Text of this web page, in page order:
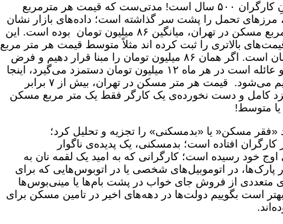
شوخی نیست، زمان انتظار صاحب‌ خانه شدنِ کارگران ۵۰۰ سال است! مدتی‌ست که قیمت هر مترمربع
تحمل را پشت سر گذاشته است؛ داده‌های بازار نشان
می‌دهد که در تیرماه امسال، قیمت هر متر مربع مسکن در تهران، میانگین ۸۶ میلیون تومان بوده است. این
بالاتری را ثبت کرده اند مثلاً متوسط قیمت هر متر مربع
مسکن در منطقه ۱، بیش از ۱۳۰ میلیون تومان است. اگر همان ۸۶ میلیون تومان را مبنا قرار دهیم و فرض
کنیم یک کارگر حداقل‌بگیر که صاحب فرزند و عائله است در هر ماه ۱۲ میلیون تومان دستمزد می‌گیرد، اینجا
یک معادله‌ی به شدت نابرابر و ناعادلانه ترسیم می‌شود. قیمت هر متر مسکن در تهران، بیش از ۷ برابر
یک کارگر است! ۷ ماه دستمزد کامل و دست نخورده‌ی یک کارگر فقط یک متر مربع مسکن
متوسط!
مسکن« یا «بدمسکنی» را تجزیه و تحلیل کرد؛
افتاده است؛ بدمسکنی، یک پدیده‌ی ناگوار
خود رسیده است؛ کارگرانی که به امید یک لقمه نان به
پارک‌ها، در اتوموبیل‌های شخصی یا در اتوبوس‌هایی که برای
متعددی از فروش جای خواب در پشت بام‌ها یا مینی‌بوس‌ها
است بگوییم دولت‌ها در دهه‌های اخیر در تامین مسکن برای